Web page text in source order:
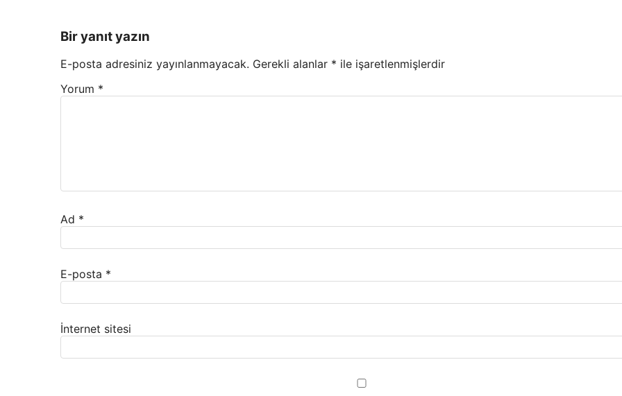
Bir yanıt yazın
E-posta adresiniz yayınlanmayacak. Gerekli alanlar * ile işaretlenmişlerdir
Yorum *
Ad *
E-posta *
İnternet sitesi